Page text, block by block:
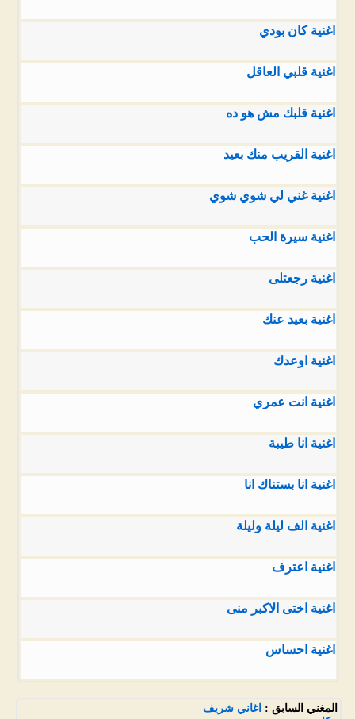
اغنية كان بودي
اغنية قلبي العاقل
اغنية قلبك مش هو ده
اغنية القريب منك بعيد
اغنية غني لي شوي شوي
اغنية سيرة الحب
اغنية رجعتلى
اغنية بعيد عنك
اغنية اوعدك
اغنية انت عمري
اغنية انا طيبة
اغنية انا بستناك انا
اغنية الف ليلة وليلة
اغنية اعترف
اغنية اختى الاكبر منى
اغنية احساس
المغني السابق : اغاني شريف